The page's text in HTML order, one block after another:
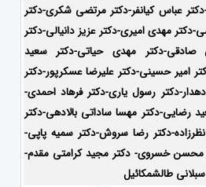
عباس کیانفر-دکتر مرتضی شکری-دکتر
دکتر مهدی امیری-دکتر عزیز دانیالی-دکتر
صادقی-دکتر مهدی حیاتی-دکتر سعید
امیر حسینی-دکتر علیرضا عسکرپور-دکتر
دکتر رسول یاری-دکتر فرهاد احمدی-
رضایی-دکتر مهسا ساداتی بالادهی-دکتر
دکتر رضا سروش-دکتر سمیه پاپی-
محسن خسروی- دکتر مجید کرامتی مقدم-
طالشمکائیل